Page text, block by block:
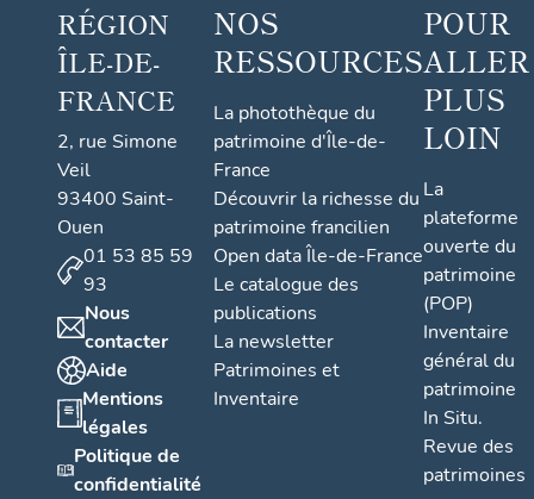
RÉGION
ÎLE-DE-
FRANCE
2, rue Simone
Veil
93400 Saint-
Ouen
01 53 85 59
93
Nous
contacter
Aide
Mentions
légales
Politique de
confidentialité
NOS
RESSOURCES
La photothèque du
patrimoine d'Île-de-
France
Découvrir la richesse du
patrimoine francilien
Open data Île-de-France
Le catalogue des
publications
La newsletter
Patrimoines et
Inventaire
POUR
ALLER
PLUS
LOIN
La
plateforme
ouverte du
patrimoine
(POP)
Inventaire
général du
patrimoine
In Situ.
Revue des
patrimoines